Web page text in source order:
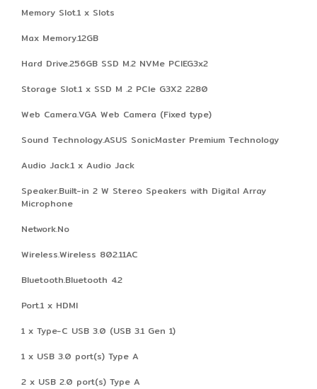
Memory Slot.1 x Slots
Max Memory.12GB
Hard Drive.256GB SSD M.2 NVMe PCIEG3x2
Storage Slot.1 x SSD M .2 PCIe G3X2 2280
Web Camera.VGA Web Camera (Fixed type)
Sound Technology.ASUS SonicMaster Premium Technology
Audio Jack.1 x Audio Jack
Speaker.Built-in 2 W Stereo Speakers with Digital Array
Microphone
Network.No
Wireless.Wireless 802.11AC
Bluetooth.Bluetooth 4.2
Port.1 x HDMI
1 x Type-C USB 3.0 (USB 3.1 Gen 1)
1 x USB 3.0 port(s) Type A
2 x USB 2.0 port(s) Type A